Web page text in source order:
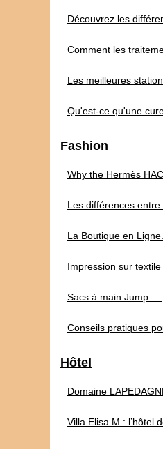
Découvrez les
Comment les
Les meilleures
Qu'est-ce qu'une
Fashion
Why the Hermès HAC
Les différences entre
La Boutique en Ligne...
Impression sur textile
Sacs à main Jump :...
Conseils pratiques
Hôtel
Domaine
Villa Elisa M : l’hôtel